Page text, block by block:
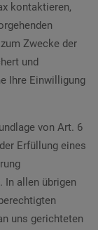
kontaktieren,
Zwecke der
und
Ihre Einwilligung
von Art. 6
Erfüllung eines
In allen übrigen
uns gerichteten